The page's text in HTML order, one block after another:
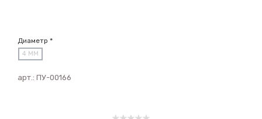
Диаметр *
4 ММ
арт.: ПУ-00166